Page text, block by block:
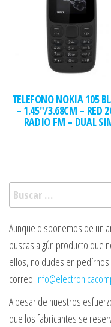
TELEFONO NOKIA 105
– 1.45″/3.68CM – RED
RADIO FM – DUAL
Buscar:
Aunque disponemos de un
buscas algún producto que
ellos, no dudes en
correo
A pesar de nuestros
que los fabricantes se